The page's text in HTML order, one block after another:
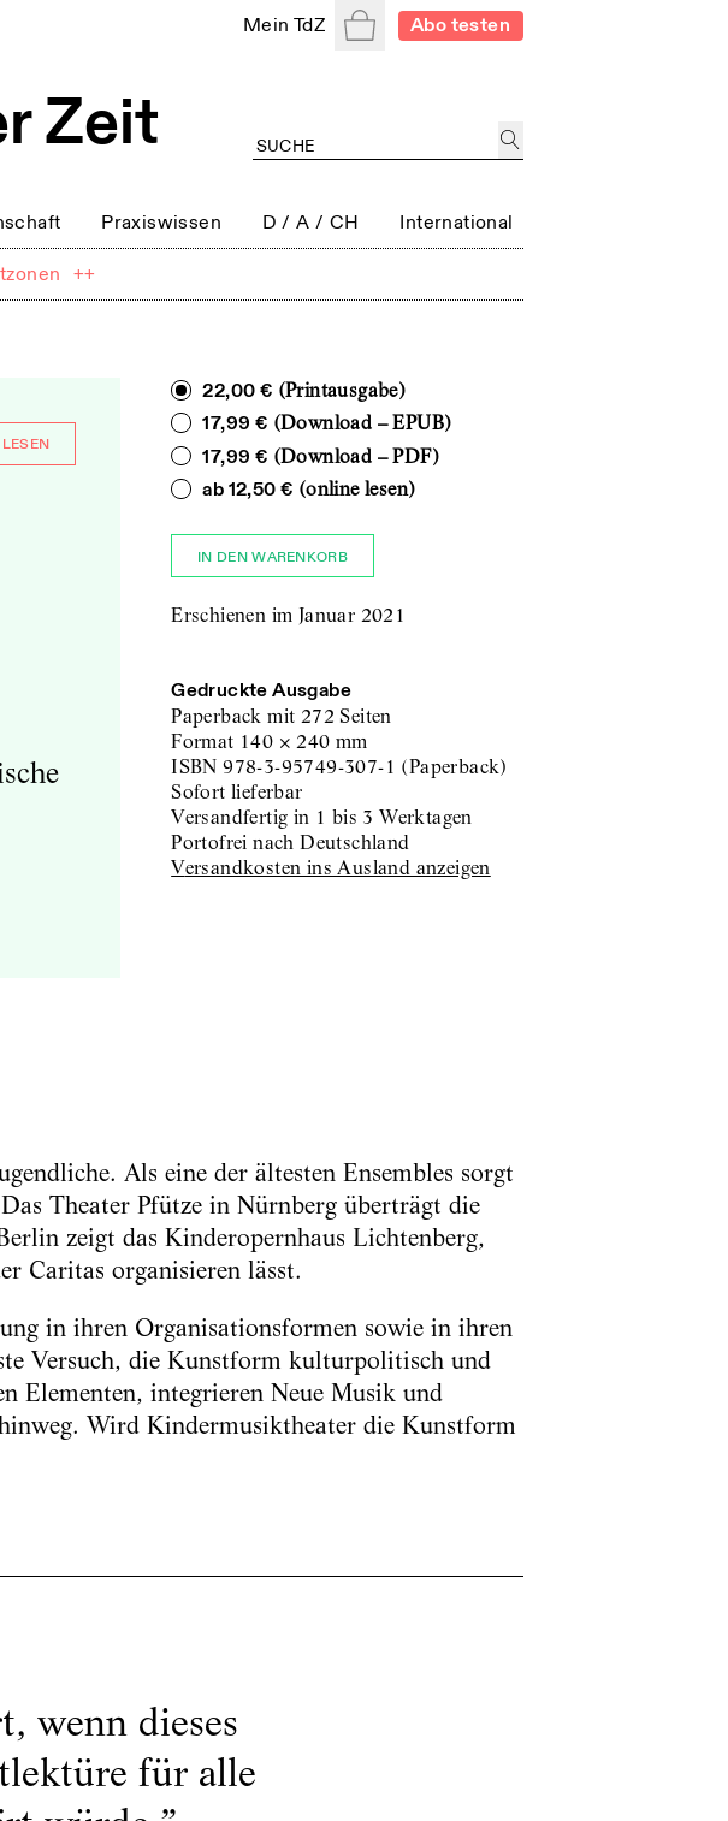
Mein TdZ WarenkorbAbo testen
Praxiswissen D / A / CH International
++
22,00 € (Printausgabe)
17,99 € (Download – EPUB)
17,99 € (Download – PDF)
ab 12,50 € (online lesen)
IN DEN WARENKORB
Erschienen im Januar 2021
Gedruckte Ausgabe
Paperback mit 272 Seiten
Format 140 ×240 mm
ISBN 978-3-95749-307-1 (Paperback)
sofort lieferbar
versandfertig in 1 bis 3 Werktagen
portofrei nach Deutschland
Versandkosten ins Ausland anzeigen
Als eine der ältesten Ensembles sorgt
Theater Pfütze in Nürnberg überträgt die
zeigt das Kinderopernhaus Lichtenberg,
Caritas organisieren lässt.
in ihren Organisationsformen sowie in ihren
Versuch, die Kunstform kulturpolitisch und
Elementen, integrieren Neue Musik und
Wird Kindermusiktheater die Kunstform
wenn dieses
für alle